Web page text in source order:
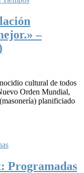
–
cultural de todos
Orden Mundial,
planificiado
Programadas